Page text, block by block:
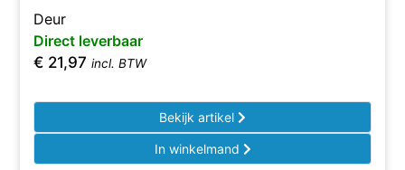
Deur
Direct leverbaar
€ 21,97 incl. BTW
Bekijk artikel
In winkelmand